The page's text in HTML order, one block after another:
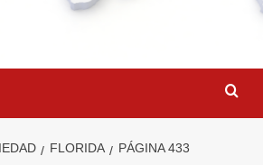
FLORIDA PÁGINA 433